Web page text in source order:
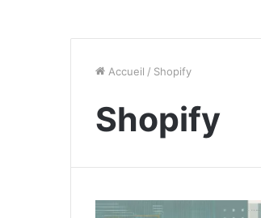
Accueil / Shopify
Shopify